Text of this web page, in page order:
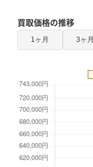
買取価格の推移
1ヶ月 3ヶ月